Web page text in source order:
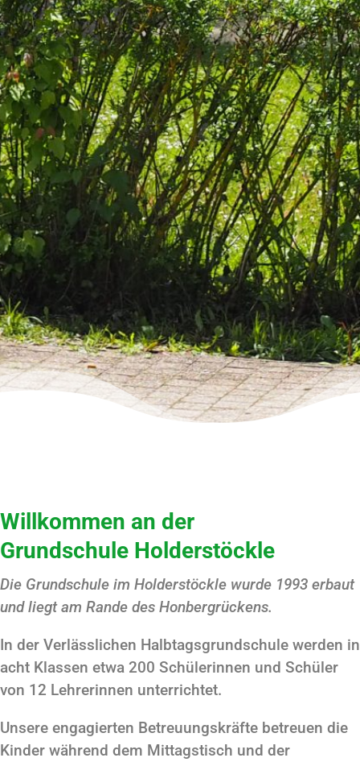
Willkommen an der
Grundschule Holderstöckle
Die Grundschule im Holderstöckle wurde 1993 erbaut
und liegt am Rande des Honbergrückens.
In der Verlässlichen Halbtagsgrundschule werden in
acht Klassen etwa 200 Schülerinnen und Schüler
von 12 Lehrerinnen unterrichtet.
Unsere engagierten Betreuungskräfte betreuen die
Kinder während dem Mittagstisch und der